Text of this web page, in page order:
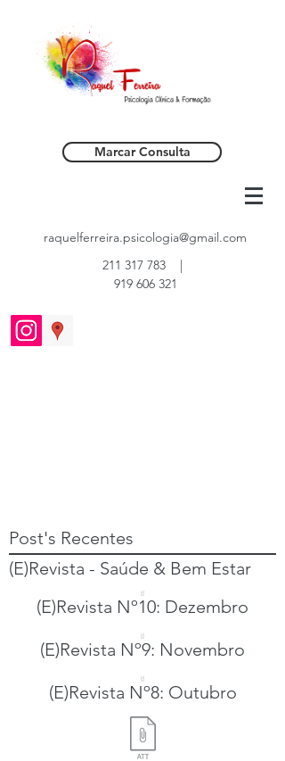
Marcar Consulta
raquelferreira.psicologia@gmail.com
211 317 783|
919 606 321
Post's Recentes
(E)Revista - Saúde & Bem Estar
(E)Revista Nº10: Dezembro
(E)Revista Nº9: Novembro
(E)Revista Nº8: Outubro